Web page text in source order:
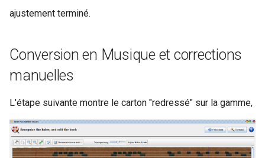
ajustement terminé.
Conversion en Musique et corrections
manuelles
L'étape suivante montre le carton "redressé" sur la gamme,